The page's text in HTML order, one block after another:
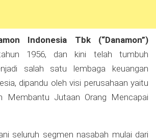
Indonesia Tbk (“Danamon”)
1956, dan kini telah tumbuh
salah satu lembaga keuangan
dipandu oleh visi perusahaan yaitu
Membantu Jutaan Orang Mencapai
seluruh segmen nasabah mulai dari